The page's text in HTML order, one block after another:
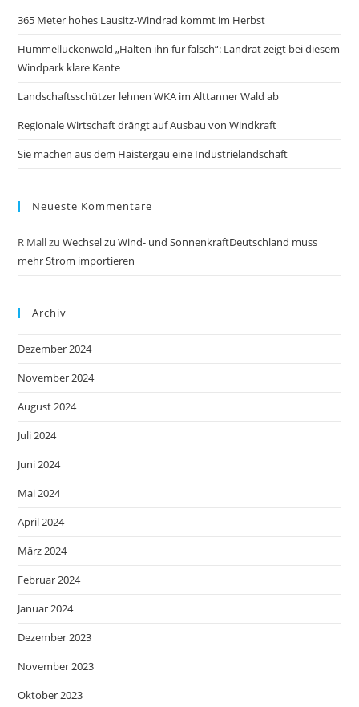
365 Meter hohes Lausitz-Windrad kommt im Herbst
Hummelluckenwald „Halten ihn für falsch“: Landrat zeigt bei diesem
Windpark klare Kante
Landschaftsschützer lehnen WKA im Alttanner Wald ab
Regionale Wirtschaft drängt auf Ausbau von Windkraft
Sie machen aus dem Haistergau eine Industrielandschaft
Neueste Kommentare
R MallzuWechsel zu Wind- und SonnenkraftDeutschland muss
mehr Strom importieren
Archiv
Dezember 2024
November 2024
August 2024
Juli 2024
Juni 2024
Mai 2024
April 2024
März 2024
Februar 2024
Januar 2024
Dezember 2023
November 2023
Oktober 2023